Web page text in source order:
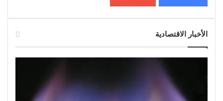
الأخبار الاقتصادية